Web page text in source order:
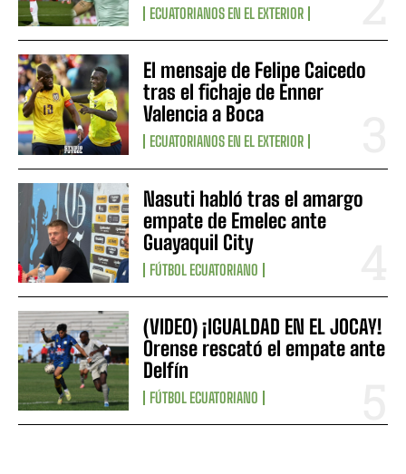
ECUATORIANOS EN EL EXTERIOR
El mensaje de Felipe Caicedo
tras el fichaje de Enner
Valencia a Boca
ECUATORIANOS EN EL EXTERIOR
Nasuti habló tras el amargo
empate de Emelec ante
Guayaquil City
FÚTBOL ECUATORIANO
(VIDEO) ¡IGUALDAD EN EL JOCAY!
Orense rescató el empate ante
Delfín
FÚTBOL ECUATORIANO